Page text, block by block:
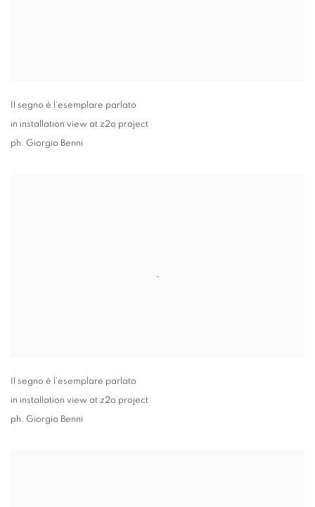
Il segno è l'esemplare parlato
in installation view at z2o project
ph. Giorgio Benni
Il segno è l'esemplare parlato
in installation view at z2o project
ph. Giorgio Benni